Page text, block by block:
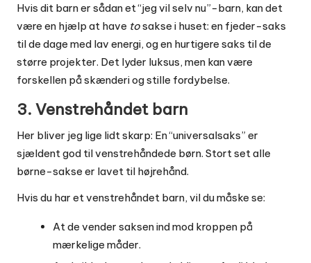
Hvis dit barn er sådan et “jeg vil selv nu”-barn, kan det
være en hjælp at have tosakse i huset: en fjeder-saks
til de dage med lav energi, og en hurtigere saks til de
større projekter. Det lyder luksus, men kan være
forskellen på skænderi og stille fordybelse.
3. Venstrehåndet barn
Her bliver jeg lige lidt skarp: En “universalsaks” er
sjældent god til venstrehåndede børn. Stort set alle
børne-sakse er lavet til højrehånd.
Hvis du har et venstrehåndet barn, vil du måske se:
At de vender saksen ind mod kroppen på
mærkelige måder.